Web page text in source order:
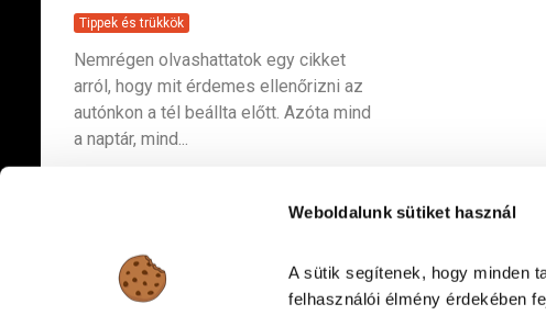
Weboldalunk sütiket használ
A sütik segítenek, hogy minden
felhasználói élmény érdekében
Tippek és trükkök
Nemrégen olvashattatok egy cikket
arról, hogy mit érdemes ellenőrizni az
autónkon a tél beállta előtt. Azóta mind
a naptár, mind...